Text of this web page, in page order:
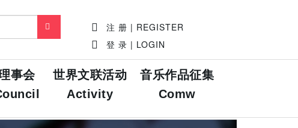
注 册 | REGISTER
登 录 | LOGIN
事会
世界文联活动
Activity
音乐作品征集
Comw